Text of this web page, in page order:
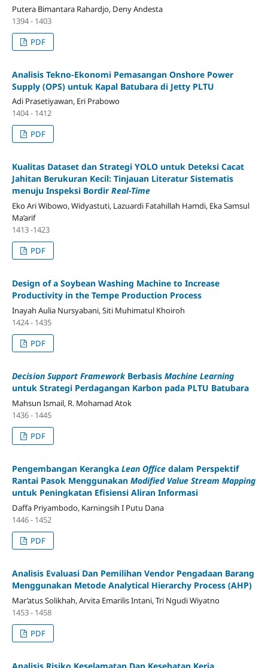
Putera Bimantara Rahardjo, Deny Andesta
1394 - 1403
PDF
Analisis Tekno-Ekonomi Pemasangan Onshore Power
Supply (OPS) untuk Kapal Batubara di Jetty PLTU
Adi Prasetiyawan, Eri Prabowo
1404 - 1412
PDF
Kualitas Dataset dan Strategi YOLO untuk Deteksi Cacat
Jahitan Berukuran Kecil: Tinjauan Literatur Sistematis
menuju Inspeksi Bordir Real-Time
Eko Ari Wibowo, Widyastuti, Lazuardi Fatahillah Hamdi, Eka Samsul
Ma’arif
1413 -1423
PDF
Design of a Soybean Washing Machine to Increase
Productivity in the Tempe Production Process
Inayah Aulia Nursyabani, Siti Muhimatul Khoiroh
1424 - 1435
PDF
Decision Support FrameworkBerbasis Machine Learning
untuk Strategi Perdagangan Karbon pada PLTU Batubara
Mahsun Ismail, R. Mohamad Atok
1436 - 1445
PDF
Pengembangan Kerangka Lean Office dalam Perspektif
Rantai Pasok Menggunakan Modified Value Stream Mapping
untuk Peningkatan Efisiensi Aliran Informasi
Daffa Priyambodo, Karningsih I Putu Dana
1446 - 1452
PDF
Analisis Evaluasi Dan Pemilihan Vendor Pengadaan Barang
Menggunakan Metode Analytical Hierarchy Process (AHP)
Mar’atus Solikhah, Arvita Emarilis Intani, Tri Ngudi Wiyatno
1453 - 1458
PDF